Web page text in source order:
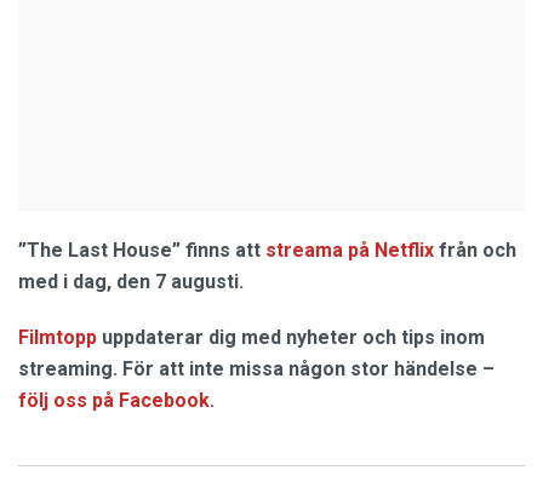
”The Last House” finns att streama på Netflix från och
med i dag, den 7 augusti.
Filmtopp uppdaterar dig med nyheter och tips inom
streaming. För att inte missa någon stor händelse –
följ oss på Facebook.